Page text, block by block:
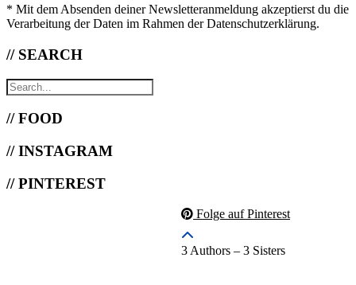
* Mit dem Absenden deiner Newsletteranmeldung akzeptierst du die
Verarbeitung der Daten im Rahmen der Datenschutzerklärung.
// SEARCH
// FOOD
// INSTAGRAM
// PINTEREST
Folge auf Pinterest
3 Authors – 3 Sisters